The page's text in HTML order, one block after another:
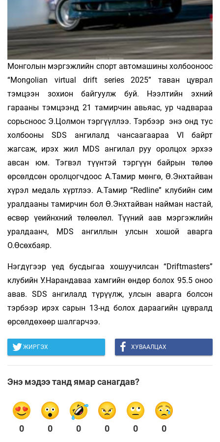
Монголын мэргэжлийн спорт автомашины холбооноос
“Mongolian virtual drift series 2025” таван цуврал
тэмцээн зохион байгуулж буй. Нээлтийн эхний
гарааны тэмцээнд 21 тамирчин авьяас, ур чадвараа
сорьсноос Э.Цолмон тэргүүллээ. Тэрбээр энэ онд тус
холбооны SDS ангилалд чансаагаараа VI байрт
жагсаж, ирэх жил MDS ангилал руу оролцох эрхээ
авсан юм. Тэгвэл түүнтэй тэргүүн байрын төлөө
өрсөлдсөн оролцогчдоос А.Тамир мөнгө, Ө.Энхтайван
хүрэл медаль хүртлээ. А.Тамир “Redline” клубийн сим
уралдааны тамирчин бол Ө.Энхтайван найман настай,
өсвөр үеийнхний төлөөлөл. Түүний аав мэргэжлийн
уралдаанч, MDS ангиллын улсын хошой аварга
О.Өсөхбаяр.
Нэгдүгээр үед бусдыгаа хошуучилсан “Driftmasters”
клубийн У.Нарандаваа хамгийн өндөр болох 95.5 оноо
авав. SDS ангилалд түрүүлж, улсын аварга болсон
тэрбээр ирэх сарын 13-нд болох дараагийн цувралд
өрсөлдөхөөр шалгарчээ.
ЖИРГЭХ ХУВААЛЦАХ
Энэ мэдээ танд ямар санагдав?
0 0 0 0 0 0